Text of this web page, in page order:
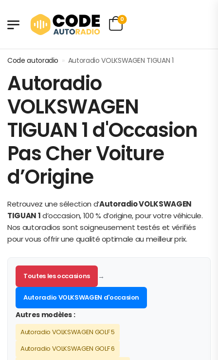
0
Code autoradio » Autoradio VOLKSWAGEN TIGUAN 1
Autoradio
VOLKSWAGEN
TIGUAN 1 d'Occasion
Pas Cher Voiture
d’Origine
Retrouvez une sélection d’Autoradio VOLKSWAGEN
TIGUAN 1d’occasion, 100 % d’origine, pour votre véhicule.
Nos autoradios sont soigneusement testés et vérifiés
pour vous offrir une qualité optimale au meilleur prix.
Toutes les occasions →
Autoradio VOLKSWAGEN d'occasion
Autres modèles :
Autoradio VOLKSWAGEN GOLF 5
Autoradio VOLKSWAGEN GOLF 6